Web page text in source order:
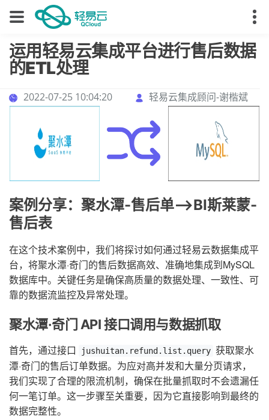
运用轻易云集成平台进行售后数据
的ETL处理
2022-07-25 10:04:20 轻易云集成顾问-谢楷斌
案例分享：聚水潭-售后单-->BI斯莱蒙-
售后表
在这个技术案例中，我们将探讨如何通过轻易云数据集成平
台，将聚水潭·奇门的售后数据高效、准确地集成到MySQL
数据库中。关键任务是确保高质量的数据处理、一致性、可
靠的数据流监控及异常处理。
聚水潭·奇门 API 接口调用与数据抓取
首先，通过接口 jushuitan.refund.list.query 获取聚水
潭·奇门的售后订单数据。为应对高并发和大量分页请求，
我们实现了合理的限流机制，确保在批量抓取时不会遗漏任
何一笔订单。这一步骤至关重要，因为它直接影响到最终的
数据完整性。